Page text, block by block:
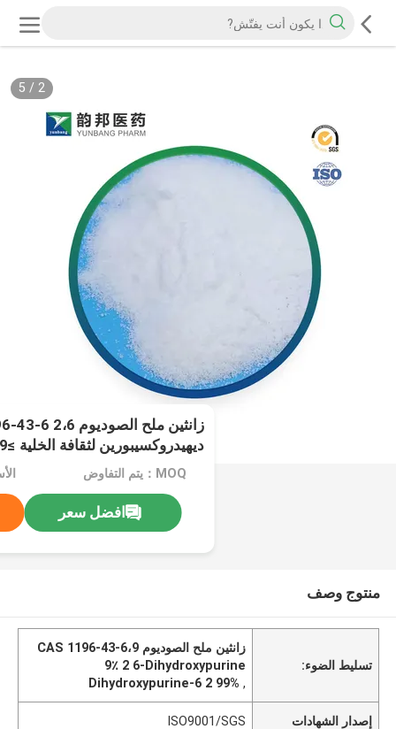
2
/
5
ديهيدروكسيبورين لثقافة الخلية ≥99٪
MOQ：يتم التفاوض
افضل سعر
منتوج وصف
تسليط الضوء:
زانثين ملح الصوديوم CAS 1196-43-6،9
9٪ 2 6-Dihydroxypurine
,
99% 2 6-Dihydroxypurine
إصدار الشهادات ISO9001/SGS